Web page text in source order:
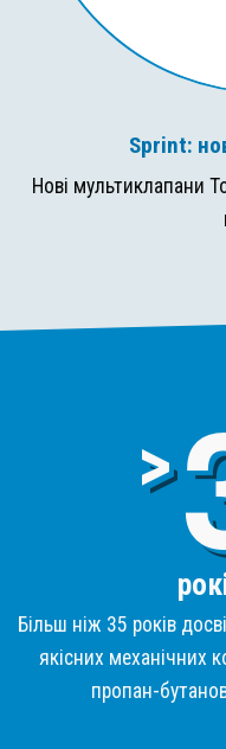
Sprint:
Нові мультиклапани
>
Більш ніж 35 років
якісних механічних
пропан-